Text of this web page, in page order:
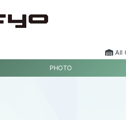
All
PHOTO